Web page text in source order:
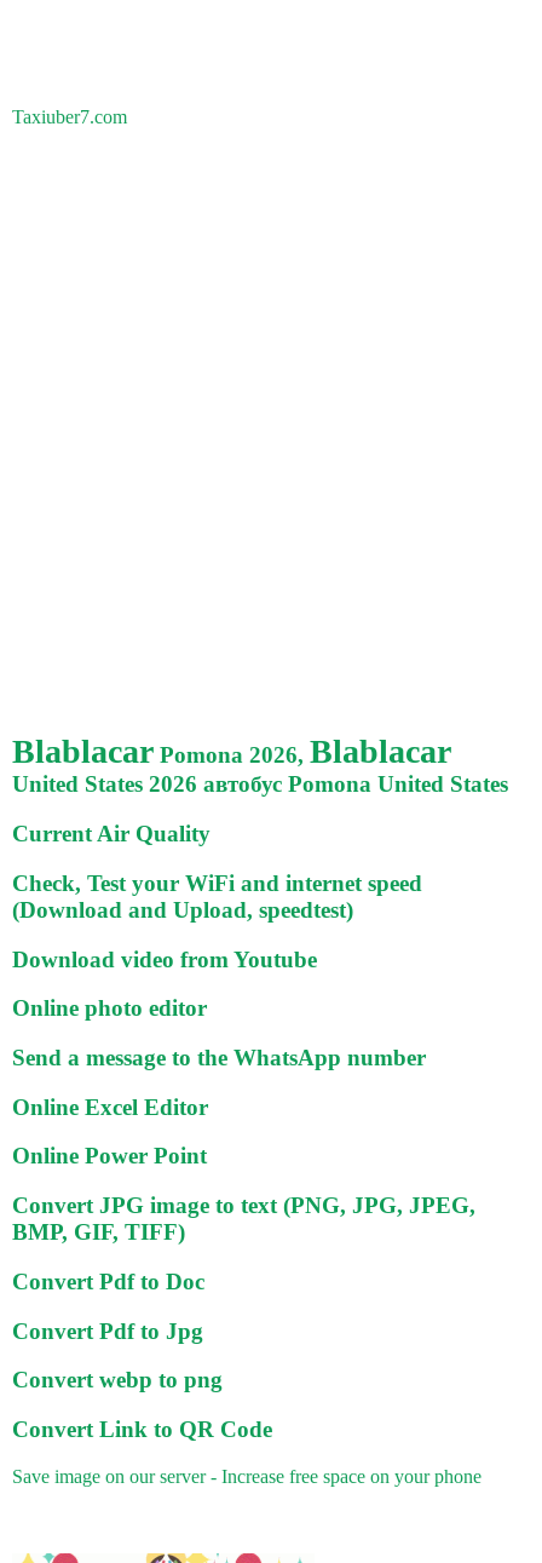
Taxiuber7.com
Blablacar Pomona 2026, Blablacar
United States 2026 автобус Pomona United States
Current Air Quality
Check, Test your WiFi and internet speed
(Download and Upload, speedtest)
Download video from Youtube
Online photo editor
Send a message to the WhatsApp number
Online Excel Editor
Online Power Point
Convert JPG image to text (PNG, JPG, JPEG,
BMP, GIF, TIFF)
Convert Pdf to Doc
Convert Pdf to Jpg
Convert webp to png
Convert Link to QR Code
Save image on our server - Increase free space on your phone